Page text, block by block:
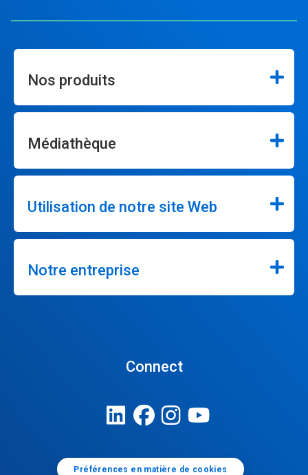
Nos produits
Médiathèque
Utilisation de notre site Web
Notre entreprise
Connect
Préférences en matière de cookies